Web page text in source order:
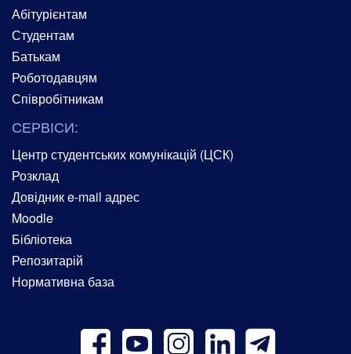
Абітурієнтам
Студентам
Батькам
Роботодавцям
Співробітникам
СЕРВІСИ:
Центр студентських комунікацій (ЦСК)
Розклад
Довідник e-mail адрес
Moodle
Бібліотека
Репозитарій
Нормативна база